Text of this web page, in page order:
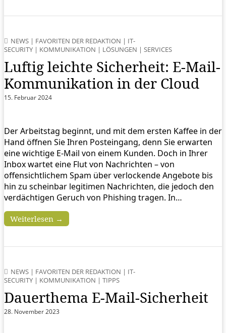
NEWS | FAVORITEN DER REDAKTION | IT-
SECURITY | KOMMUNIKATION | LÖSUNGEN | SERVICES
Luftig leichte Sicherheit: E-Mail-
Kommunikation in der Cloud
15. Februar 2024
Der Arbeitstag beginnt, und mit dem ersten Kaffee in der
Hand öffnen Sie Ihren Posteingang, denn Sie erwarten
eine wichtige E-Mail von einem Kunden. Doch in Ihrer
Inbox wartet eine Flut von Nachrichten – von
offensichtlichem Spam über verlockende Angebote bis
hin zu scheinbar legitimen Nachrichten, die jedoch den
verdächtigen Geruch von Phishing tragen. In…
Weiterlesen →
NEWS | FAVORITEN DER REDAKTION | IT-
SECURITY | KOMMUNIKATION | TIPPS
Dauerthema E-Mail-Sicherheit
28. November 2023